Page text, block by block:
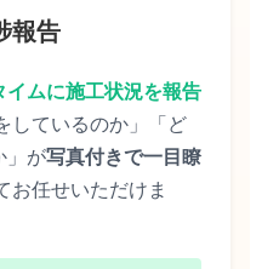
報告
イムに施工状況を報告
しているのか」「ど
」が写真付きで一目瞭
お任せいただけま